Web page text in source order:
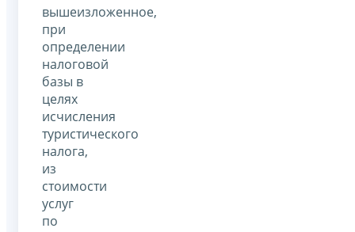
вышеизложенное,
при
определении
налоговой
базы в
целях
исчисления
туристического
налога,
из
стоимости
услуг
по